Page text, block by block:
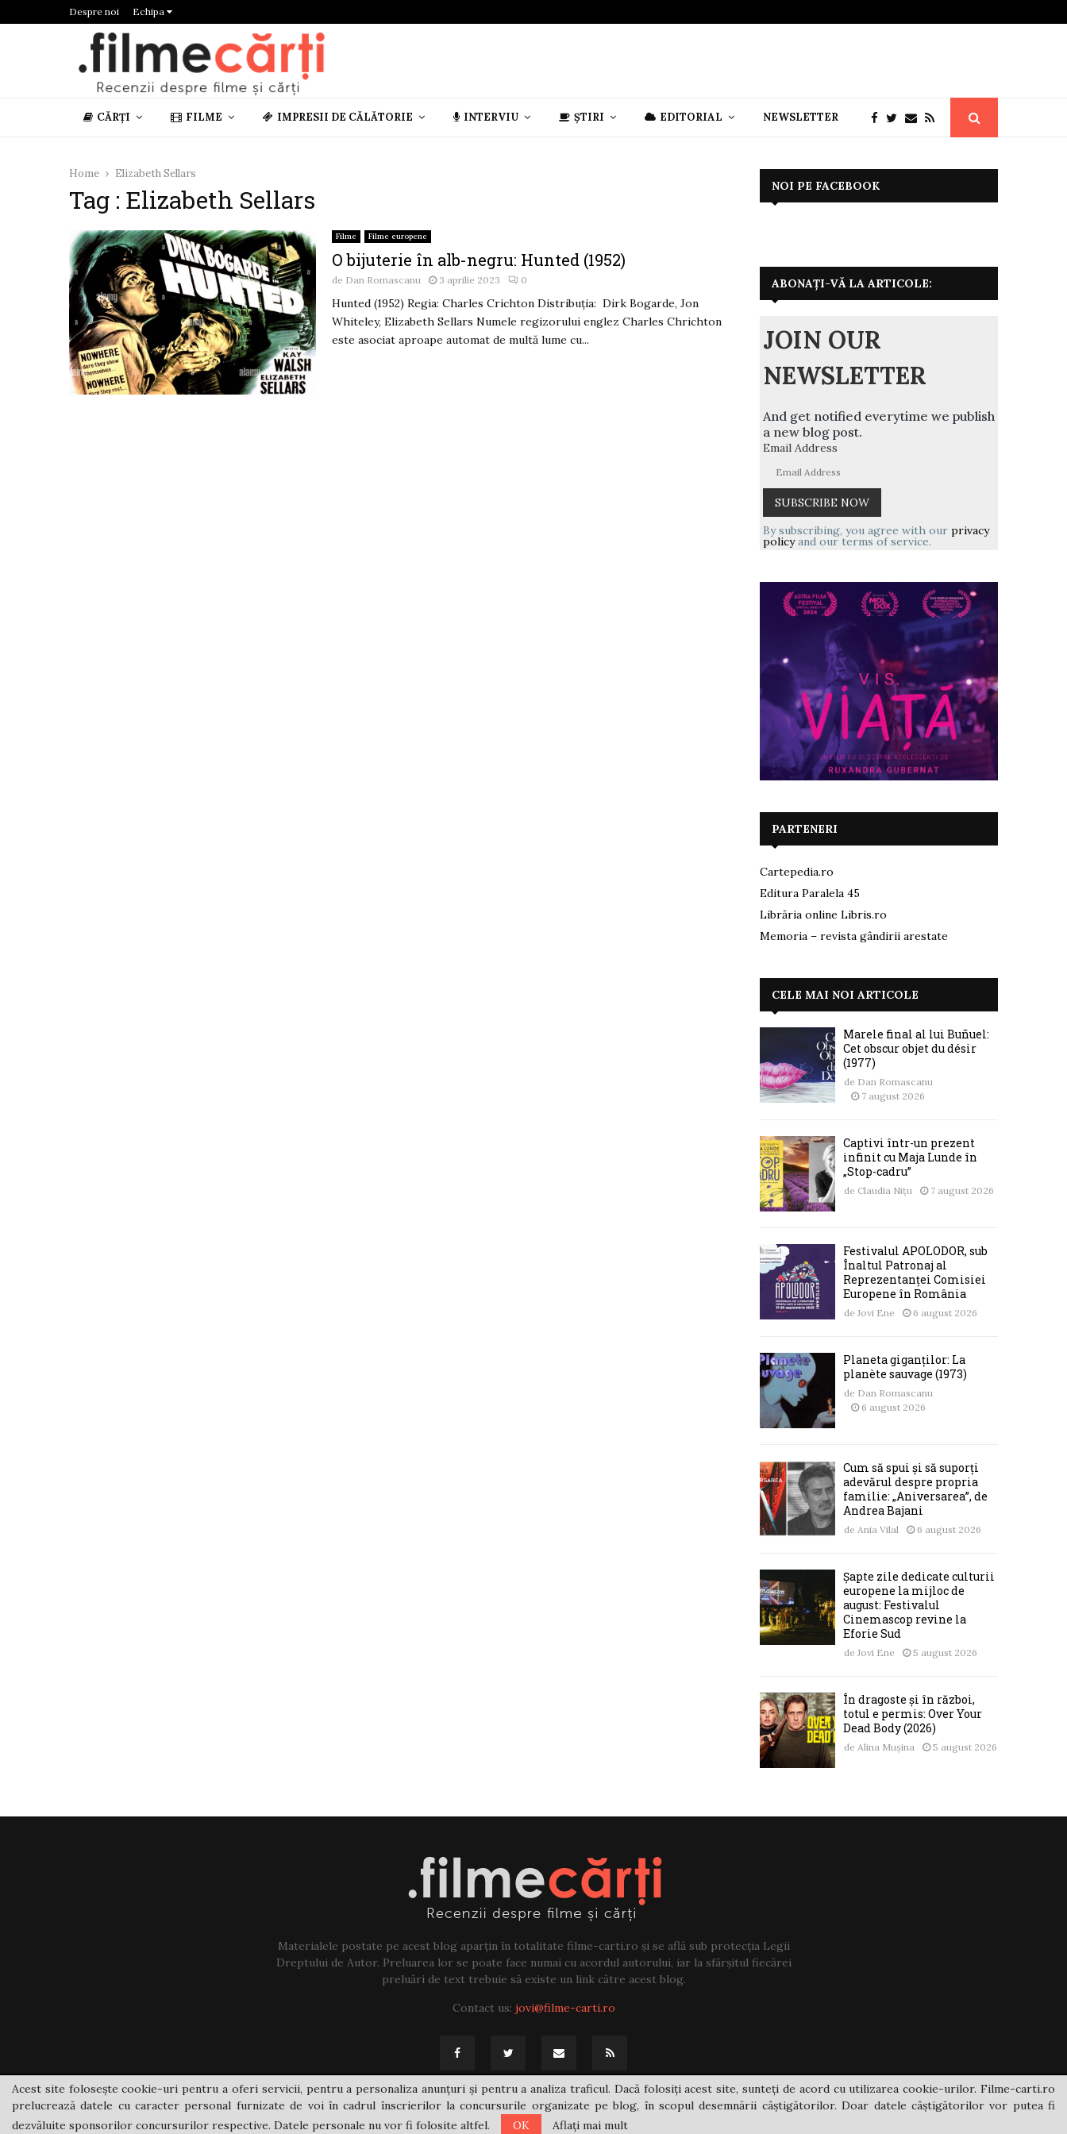
Despre noi Echipa
CĂRȚI FILME IMPRESII DE CĂLĂTORIE INTERVIU ȘTIRI EDITORIAL NEWSLETTER
Home Elizabeth Sellars
Tag : Elizabeth Sellars
Filme Filme europene
O bijuterie în alb-negru: Hunted (1952)
de Dan Romascanu 3 aprilie 2023 0
Hunted (1952) Regia: Charles Crichton Distribuția: Dirk Bogarde, Jon
Whiteley, Elizabeth Sellars Numele regizorului englez Charles Chrichton
este asociat aproape automat de multă lume cu...
NOI PE FACEBOOK
ABONAȚI-VĂ LA ARTICOLE:
JOIN OUR
NEWSLETTER
And get notified everytime we publish
a new blog post.
Email Address
By subscribing, you agree with our privacy
policyand our terms of service.
PARTENERI
Cartepedia.ro
Editura Paralela 45
Librăria online Libris.ro
Memoria – revista gândirii arestate
CELE MAI NOI ARTICOLE
Marele final al lui Buñuel:
Cet obscur objet du désir
(1977)
de Dan Romascanu
7 august 2026
Captivi într-un prezent
infinit cu Maja Lunde în
„Stop-cadru”
de Claudia Nițu 7 august 2026
Festivalul APOLODOR, sub
Înaltul Patronaj al
Reprezentanței Comisiei
Europene în România
de Jovi Ene 6 august 2026
Planeta giganților: La
planète sauvage (1973)
de Dan Romascanu
6 august 2026
Cum să spui și să suporți
adevărul despre propria
familie: „Aniversarea”, de
Andrea Bajani
de Ania Vilal 6 august 2026
Șapte zile dedicate culturii
europene la mijloc de
august: Festivalul
Cinemascop revine la
Eforie Sud
de Jovi Ene 5 august 2026
În dragoste și în război,
totul e permis: Over Your
Dead Body (2026)
de Alina Mușina 5 august 2026
Materialele postate pe acest blog aparțin în totalitate filme-carti.ro și se află sub protecția Legii
Dreptului de Autor. Preluarea lor se poate face numai cu acordul autorului, iar la sfârșitul fiecărei
preluări de text trebuie să existe un link către acest blog.
Contact us: jovi@filme-carti.ro
@2021 - filme-carti.ro
Acest site folosește cookie-uri pentru a oferi servicii, pentru a personaliza anunțuri și pentru a analiza traficul. Dacă folosiți acest site, sunteți de acord cu utilizarea cookie-urilor. Filme-carti.ro
prelucrează datele cu caracter personal furnizate de voi în cadrul înscrierilor la concursurile organizate pe blog, în scopul desemnării câștigătorilor. Doar datele câștigătorilor vor putea fi
dezvăluite sponsorilor concursurilor respective. Datele personale nu vor fi folosite altfel.
OK Aflați mai mult